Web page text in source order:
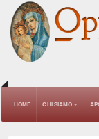
HOME CHI SIAMO